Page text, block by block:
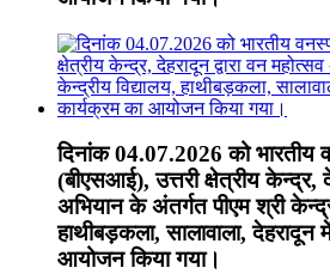
दिनांक 04.07.2026 को भारतीय
(बीएसआई), उत्तरी क्षेत्रीय केन्द्र,
अभियान के अंतर्गत पीएम श्री
हाथीबड़कला, सालावाला, देहरादून
आयोजन किया गया।